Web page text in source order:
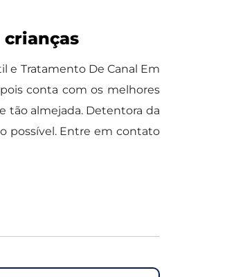
e Tratamento De Canal Em
conta com os melhores
tão almejada. Detentora da
possível. Entre em contato